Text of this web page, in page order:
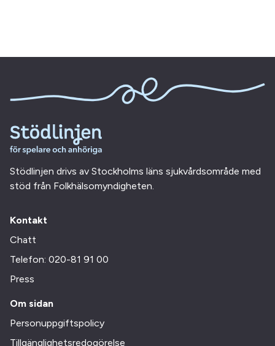
Stödlinjen drivs av Stockholms läns sjukvårdsområde med
stöd från Folkhälsomyndigheten.
Kontakt
Chatt
Telefon: 020-81 91 00
Press
Om sidan
Personuppgiftspolicy
Tillgänglighetsredogörelse